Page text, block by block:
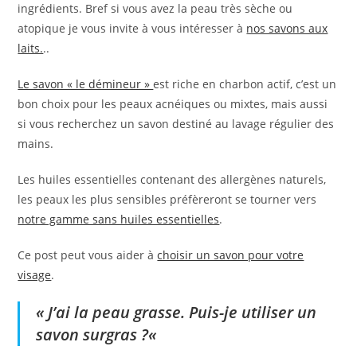
ingrédients. Bref si vous avez la peau très sèche ou
atopique je vous invite à vous intéresser à nos savons aux
laits...
Le savon « le démineur »est riche en charbon actif, c’est un
bon choix pour les peaux acnéiques ou mixtes, mais aussi
si vous recherchez un savon destiné au lavage régulier des
mains.
Les huiles essentielles contenant des allergènes naturels,
les peaux les plus sensibles préfèreront se tourner vers
notre gamme sans huiles essentielles.
Ce post peut vous aider àchoisir un savon pour votre
visage.
«J’ai la peau grasse. Puis-je utiliser un
savon surgras ?«